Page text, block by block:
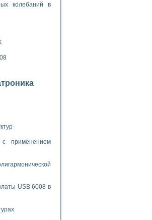
им. Н.И. Лобачевского
РУДН
колебаний в
с применением
USB 6008 в